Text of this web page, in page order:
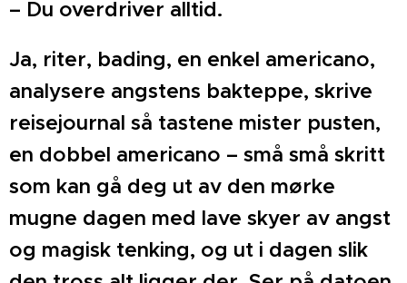
– Du overdriver alltid.
Ja, riter, bading, en enkel americano,
analysere angstens bakteppe, skrive
reisejournal så tastene mister pusten,
en dobbel americano – små små skritt
som kan gå deg ut av den mørke
mugne dagen med lave skyer av angst
og magisk tenking, og ut i dagen slik